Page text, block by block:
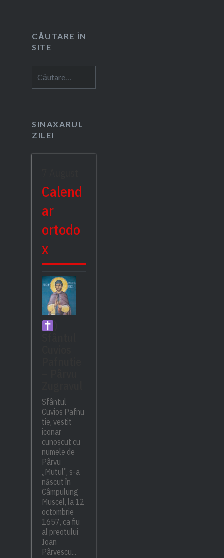
CĂUTARE ÎN
SITE
după:
SINAXARUL
ZILEI
Calend
ar
ortodo
x
Sfântul
Cuvios Pafnu
tie, vestit
iconar
cunoscut cu
numele de
Pârvu
„Mutul”, s-a
născut în
Câmpulung
Muscel, la 12
octombrie
1657, ca fiu
al preotului
Ioan
Pârvescu...